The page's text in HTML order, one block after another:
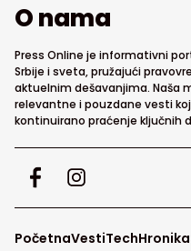
O nama
Press Online je informativni
Srbije i sveta, pružajući
aktuelnim dešavanjima. Naša
relevantne i pouzdane vesti
kontinuirano praćenje ključnih
PočetnaVestiTechHronika